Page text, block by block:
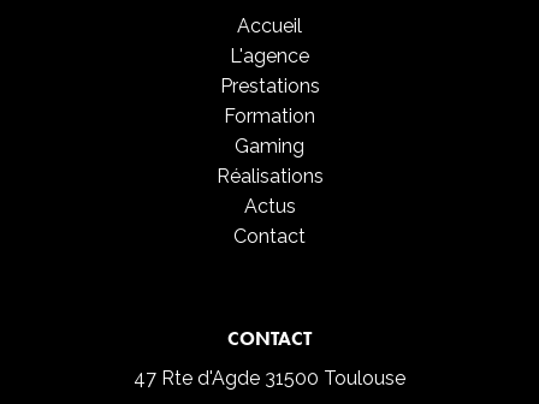
Accueil
L'agence
Prestations
Formation
Gaming
Réalisations
Actus
Contact
CONTACT
47 Rte d'Agde 31500 Toulouse